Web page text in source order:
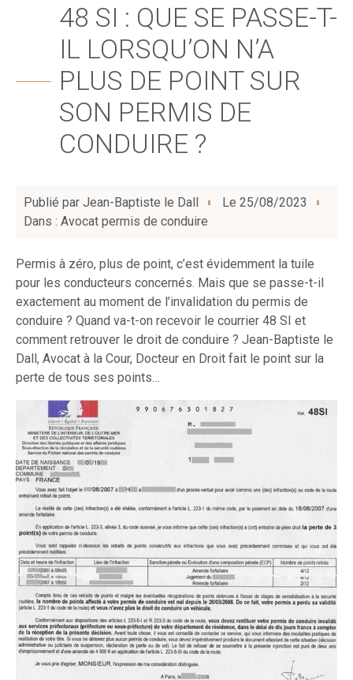
48 SI : QUE SE PASSE-T-
IL LORSQU’ON N’A
PLUS DE POINT SUR
SON PERMIS DE
CONDUIRE ?
Publié par Jean-Baptiste le Dall Le 25/08/2023
Dans : Avocat permis de conduire
Permis à zéro, plus de point, c’est évidemment la tuile
pour les conducteurs concernés. Mais que se passe-t-il
exactement au moment de l’invalidation du permis de
conduire ? Quand va-t-on recevoir le courrier 48 SI et
comment retrouver le droit de conduire ? Jean-Baptiste le
Dall, Avocat à la Cour, Docteur en Droit fait le point sur la
perte de tous ses points…